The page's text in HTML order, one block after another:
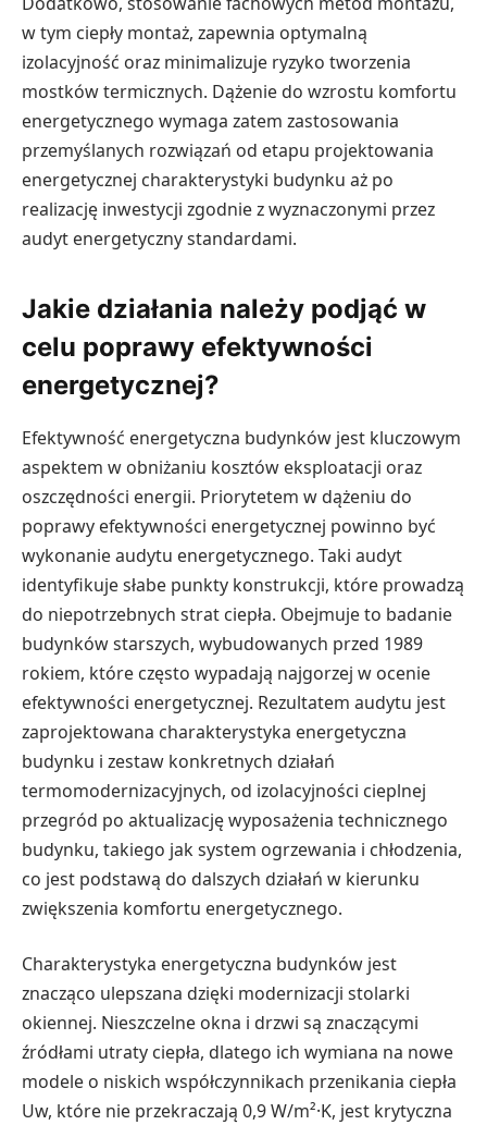
w tym ciepły montaż, zapewnia optymalną
izolacyjność oraz minimalizuje ryzyko tworzenia
mostków termicznych. Dążenie do wzrostu komfortu
energetycznego wymaga zatem zastosowania
przemyślanych rozwiązań od etapu projektowania
energetycznej charakterystyki budynku aż po
realizację inwestycji zgodnie z wyznaczonymi przez
audyt energetyczny standardami.
Jakie działania należy podjąć w
celu poprawy efektywności
energetycznej?
Efektywność energetyczna budynków jest kluczowym
aspektem w obniżaniu kosztów eksploatacji oraz
oszczędności energii. Priorytetem w dążeniu do
poprawy efektywności energetycznej powinno być
wykonanie audytu energetycznego. Taki audyt
identyfikuje słabe punkty konstrukcji, które prowadzą
do niepotrzebnych strat ciepła. Obejmuje to badanie
budynków starszych, wybudowanych przed 1989
rokiem, które często wypadają najgorzej w ocenie
efektywności energetycznej. Rezultatem audytu jest
zaprojektowana charakterystyka energetyczna
budynku i zestaw konkretnych działań
termomodernizacyjnych, od izolacyjności cieplnej
przegród po aktualizację wyposażenia technicznego
budynku, takiego jak system ogrzewania i chłodzenia,
co jest podstawą do dalszych działań w kierunku
zwiększenia komfortu energetycznego.
Charakterystyka energetyczna budynków jest
znacząco ulepszana dzięki modernizacji stolarki
okiennej. Nieszczelne okna i drzwi są znaczącymi
źródłami utraty ciepła, dlatego ich wymiana na nowe
modele o niskich współczynnikach przenikania ciepła
Uw, które nie przekraczają 0,9 W/m²·K, jest krytyczna